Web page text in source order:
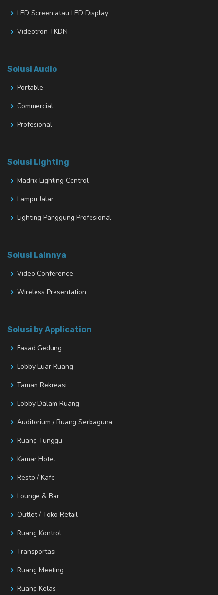
LED Screen atau LED Display
Videotron TKDN
Solusi Audio
Portable
Commercial
Profesional
Solusi Lighting
Madrix Lighting Control
Lampu Jalan
Lighting Panggung Profesional
Solusi Lainnya
Video Conference
Wireless Presentation
Solusi by Application
Fasad Gedung
Lobby Luar Ruang
Taman Rekreasi
Lobby Dalam Ruang
Auditorium / Ruang Serbaguna
Ruang Tunggu
Kamar Hotel
Resto / Kafe
Lounge & Bar
Outlet / Toko Retail
Ruang Kontrol
Transportasi
Ruang Meeting
Ruang Kelas